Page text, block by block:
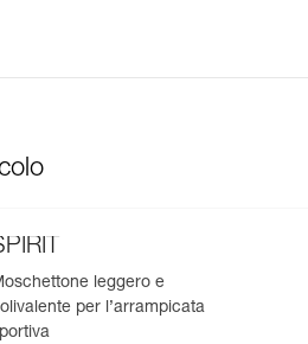
leggero e
per l’arrampicata